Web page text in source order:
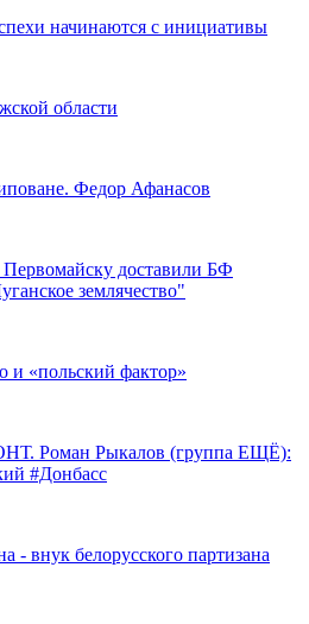
начинаются с инициативы
области
Федор Афанасов
доставили БФ
землячество"
и «польский фактор»
Роман Рыкалов (группа ЕЩЁ):
#Донбасс
внук белорусского партизана